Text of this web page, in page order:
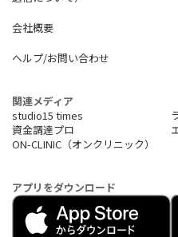
会社概要
ヘルプ/お問い合わせ
関連メディア
studio15 times
資金調達プロ
ON-CLINIC（オンクリニック）
アプリをダウンロード